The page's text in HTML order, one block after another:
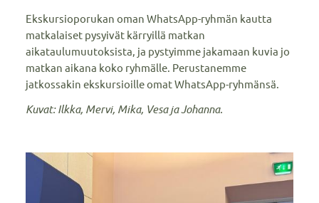
Ekskursioporukan oman WhatsApp-ryhmän kautta
matkalaiset pysyivät kärryillä matkan
aikataulumuutoksista, ja pystyimme jakamaan kuvia jo
matkan aikana koko ryhmälle. Perustanemme
jatkossakin ekskursioille omat WhatsApp-ryhmänsä.
Kuvat: Ilkka, Mervi, Mika, Vesa ja Johanna.